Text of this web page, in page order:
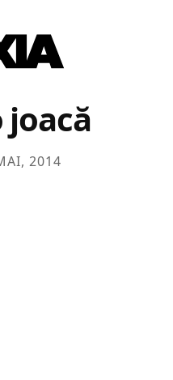
joacă
2014